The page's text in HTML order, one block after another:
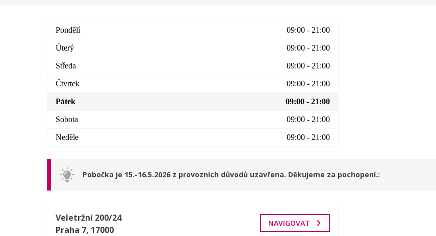
Pondělí 09:00 - 21:00
Úterý 09:00 - 21:00
Středa 09:00 - 21:00
Čtvrtek 09:00 - 21:00
Pátek 09:00 - 21:00
Sobota 09:00 - 21:00
Neděle 09:00 - 21:00
Pobočka je 15.-16.5.2026 z provozních důvodů uzavřena. Děkujeme za pochopení.
Veletržní 200/24
Praha 7, 17000
NAVIGOVAT